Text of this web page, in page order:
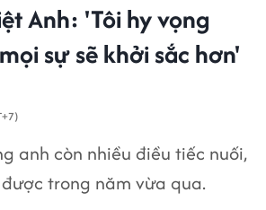
Anh: 'Tôi hy vọng
sự sẽ khởi sắc hơn'
anh còn nhiều điều tiếc nuối,
trong năm vừa qua.